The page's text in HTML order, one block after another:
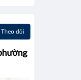
Theo dõi